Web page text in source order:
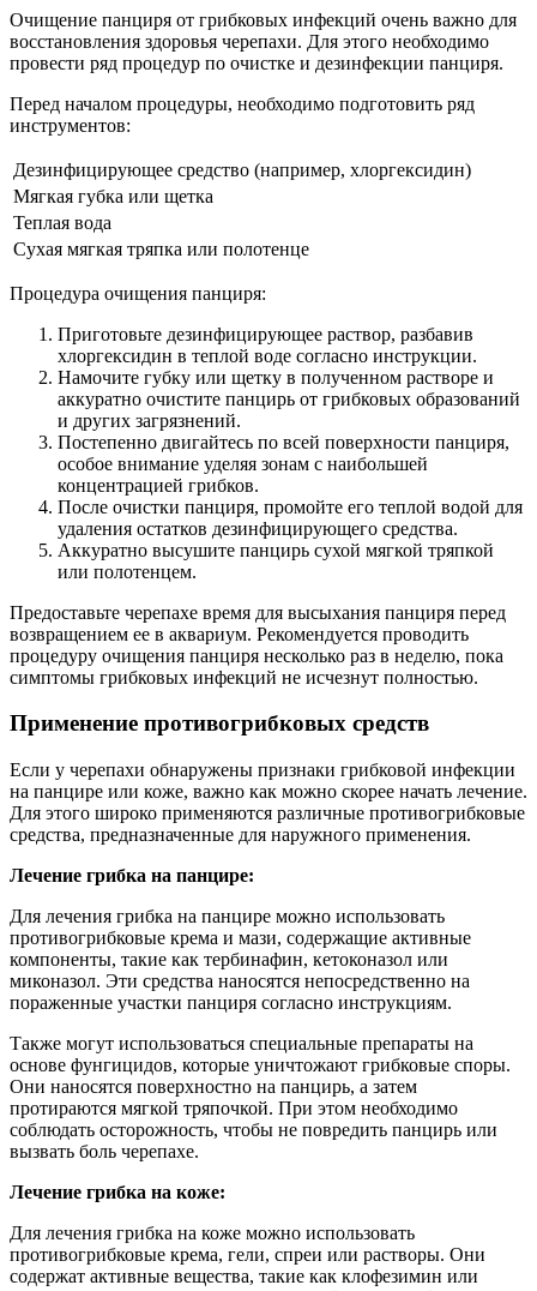
Очищение панциря от грибковых инфекций очень важно для
восстановления здоровья черепахи. Для этого необходимо
провести ряд процедур по очистке и дезинфекции панциря.
Перед началом процедуры, необходимо подготовить ряд
инструментов:
Дезинфицирующее средство (например, хлоргексидин)
Мягкая губка или щетка
Теплая вода
Сухая мягкая тряпка или полотенце
Процедура очищения панциря:
Приготовьте дезинфицирующее раствор, разбавив
хлоргексидин в теплой воде согласно инструкции.
Намочите губку или щетку в полученном растворе и
аккуратно очистите панцирь от грибковых образований
и других загрязнений.
Постепенно двигайтесь по всей поверхности панциря,
особое внимание уделяя зонам с наибольшей
концентрацией грибков.
После очистки панциря, промойте его теплой водой для
удаления остатков дезинфицирующего средства.
Аккуратно высушите панцирь сухой мягкой тряпкой
или полотенцем.
Предоставьте черепахе время для высыхания панциря перед
возвращением ее в аквариум. Рекомендуется проводить
процедуру очищения панциря несколько раз в неделю, пока
симптомы грибковых инфекций не исчезнут полностью.
Применение противогрибковых средств
Если у черепахи обнаружены признаки грибковой инфекции
на панцире или коже, важно как можно скорее начать лечение.
Для этого широко применяются различные противогрибковые
средства, предназначенные для наружного применения.
Лечение грибка на панцире:
Для лечения грибка на панцире можно использовать
противогрибковые крема и мази, содержащие активные
компоненты, такие как тербинафин, кетоконазол или
миконазол. Эти средства наносятся непосредственно на
пораженные участки панциря согласно инструкциям.
Также могут использоваться специальные препараты на
основе фунгицидов, которые уничтожают грибковые споры.
Они наносятся поверхностно на панцирь, а затем
протираются мягкой тряпочкой. При этом необходимо
соблюдать осторожность, чтобы не повредить панцирь или
вызвать боль черепахе.
Лечение грибка на коже:
Для лечения грибка на коже можно использовать
противогрибковые крема, гели, спреи или растворы. Они
содержат активные вещества, такие как клофезимин или